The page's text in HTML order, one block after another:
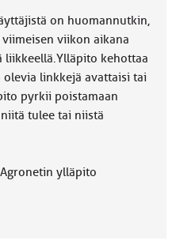
on huomannutkin,
viikon aikana
liikkeellä.Ylläpito kehottaa
olevia linkkejä avattaisi tai
pyrkii poistamaan
tulee tai niistä
ylläpito